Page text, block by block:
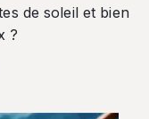
de soleil et bien
?